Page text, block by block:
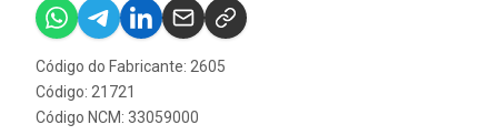
Código do Fabricante: 2605
Código: 21721
Código NCM: 33059000